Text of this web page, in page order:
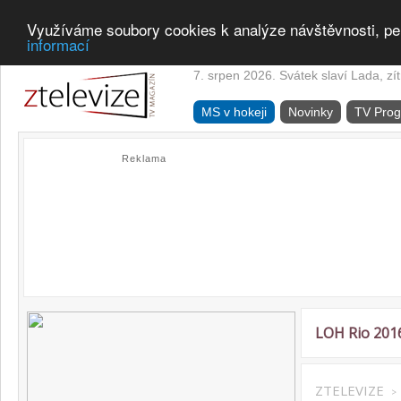
Využíváme soubory cookies k analýze návštěvnosti,
informací
7. srpen 2026. Svátek slaví Lada,
MS v hokeji Novinky TV
Reklama
LOH Rio
ZTELEVIZE >